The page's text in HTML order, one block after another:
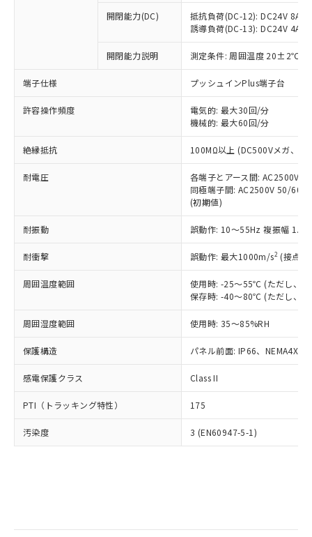
開閉能力(DC)
抵抗負荷(DC-12): DC24V 8A/
誘導負荷(DC-13): DC24V 4A/
開閉能力説明 測定条件: 周囲温度 20±2℃、
端子仕様 プッシュインPlus端子台
許容操作頻度
電気的: 最大30回/分
機械的: 最大60回/分
絶縁抵抗 100MΩ以上 (DC500Vメガ、点
耐電圧
各端子とアース間: AC2500V
同極端子間: AC2500V 50/
(初期値)
耐振動 誤動作: 10～55Hz 複振幅
耐衝撃 誤動作: 最大1000m/s2 (接点
周囲温度範囲
使用時: -25～55℃ (ただし、氷
保存時: -40～80℃ (ただし、氷
周囲湿度範囲 使用時: 35～85%RH
保護構造 パネル前面: IP66、NEMA4X,
感電保護クラス Class II
PTI（トラッキング特性） 175
汚染度 3 (EN60947-5-1)
ことをご了承ください。
在庫状況および標準価格照会結果は、
記載している更新日時点での社内デー
タに基づき作成されるものであり、閲
覧された時点での実際の在庫および標
準価格とは異なる場合があることをご
正式な納期状況および標準価格はお客
様のお取引先、またはお客様担当のオ
ムロン制御機器販売店・当社販売員に
オムロン制御機器販売店や当社販売拠
販売ネットワーク
」をご確認
在庫状況および標準価格結果を当社の
事前の承諾なく第三者に漏洩または開
示しないようお願いします。
マイパーツ機能（部品リスト作成サー
ビス）をご利用いただくには、I-Web
メンバーズにご登録されている必要が
お客様が当ウェブサイト上で当社にご
登録された部品リストについて、当社
および当社の共同利用者が、当社の製
品・サービスに関するお客様との取
引・商談に必要な範囲で利用すること
※当社の共同利用者とは、"個人情報
の「1.共同利
用者の範囲」に記載されている法人を
いたものが、含有品と判明した場合などや
むを得ず変更することがあります。
*EU RoHS指令（10物質）：
鉛(Pb) 1000ppm以下、 水銀(Hg) 1000ppm以下、 カド
六価クロム(Cr(Ⅵ)) 1000ppm以下、ポリ臭化ビフェニル
類(PBB) 1000ppm以下、ポリ臭化ジフェニルエーテル類
(PBDE) 1000ppm以下、フタル酸ビス(2-エチルヘキシ
ル) (DEHP)(別名：DOP) 1000ppm以下、フタル酸ブチ
ルベンジル（BBP） 1000ppm以下、フタル酸ジブチル
（DBP） 1000ppm以下、フタル酸ジイソブチル
(DIBP) 1000ppm以下
但し、RoHS指令で産業用監視および制御機器に対する
フタル酸エステル類の４物質については閾値を超える意
図的な使用がないことを確認しています。
部品在庫の切り替え状況などにより、予定
月が前後することがあります。
※3 非含有証明書ダウンロード
下記の非含有証明書をダウンロードするこ
とができます。
EU RoHS指令（10物質）の非含有証明書
51物質の非含有証明書（当社基準）
※本証明書は発行日時点で非含有を証明す
るもので、過去に遡って非含有を証明する
基準値を超えていることを示します。
「－」：未確認です。当社販売部門へお問
ム) : 100ppm、
Cr(Ⅵ)(六価クロム) : 1000ppm、 PBBs(ポリ臭化ビフェ
ニル類) : 1000ppm、 PBDEs(ポリ臭化ジフェニルエーテ
ル類) : 1000ppm、
DBP(フタル酸ジブチル) : 1000ppm、 DIBP(フタル酸ジ
イソブチル) : 1000ppm、 BBP(フタル酸ブチルベンジ
ル) : 1000ppm、
DEHP(フタル酸ビス(2-エチルヘキシル)) : 1000ppm
「ｅ」：有害物質（10物質）のすべてが基
準値以下であることを示します。
「10」：通常の使用状況下において有害物
質が外部に漏えいし、環境に深刻な影響を
及ぼさない年数を意味します。
「－」：未確認です。当社販売部門へお問
い合わせください。
当社は、これら貴社製品のうち、外国
為替および外国貿易法に定める商品
（以下｢規制貨物等」という）を輸出
または国外への提供する場合は、日本
国政府の輸出許可(または役務取引許
可)を取得するなどの必要な手続きを
当社は規制貨物を破棄する場合は、完
全に破砕するなど、違法に輸出されな
いよう必要な手段を講じます。
当社は貴社製品を、核兵器、ミサイ
ル、化学兵器、生物兵器またはその他
武器並びにこれらの製造装置等に一切
当社は、貴社製品を第三者に販売する
場合は、上記1、2および3の内容を当
該第三者に通知します。また当社は、
販売先および販売に係わる関係者が違
法に輸出するおそれがある場合は、取
り引きをいたしません。
キャンセル
説明
○ 一定数以上の在庫あり
一定数には満たないが在庫あり
在庫なし(最新の在庫状況につ
いては、お客様のお取引先、ま
たはお客様担当のオムロン制御
機器販売店・当社販売員にご確
白
受注生産機種、また在庫状況の
情報を公開していない機種